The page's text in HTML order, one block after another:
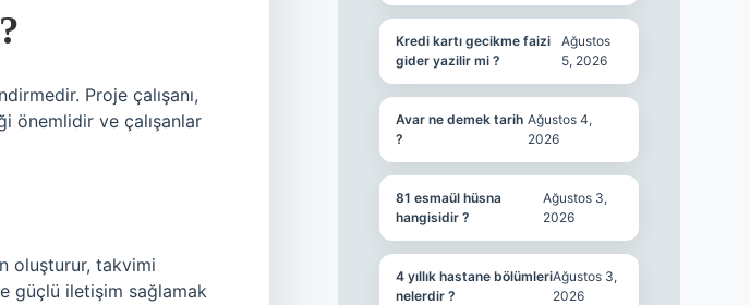
Proje çalışanı,
önemlidir ve çalışanlar
oluşturur, takvimi
güçlü iletişim sağlamak
Kredi kartı gecikme faizi
gider yazilir mi ?
Ağustos
5, 2026
Avar ne demek tarih
?
Ağustos 4,
2026
81 esmaül hüsna
hangisidir ?
Ağustos 3,
2026
4 yıllık hastane bölümleri
nelerdir ?
Ağustos 3,
2026